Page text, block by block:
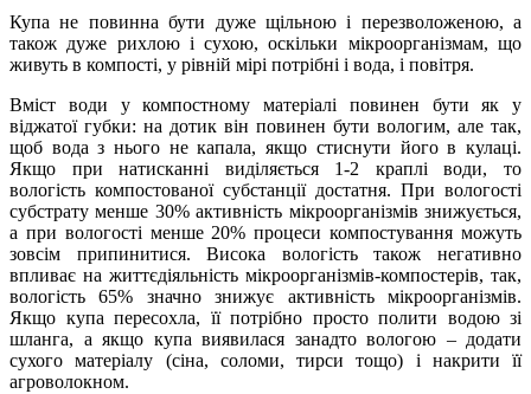
Купа не повинна бути дуже щільною і перезволоженою, а
також дуже рихлою і сухою, оскільки мікроорганізмам, що
живуть в компості, у рівній мірі потрібні і вода, і повітря.
Вміст води у компостному матеріалі повинен бути як у
віджатої губки: на дотик він повинен бути вологим, але так,
щоб вода з нього не капала, якщо стиснути його в кулаці.
Якщо при натисканні виділяється 1-2 краплі води, то
вологість компостованої субстанції достатня. При вологості
субстрату менше 30% активність мікроорганізмів знижується,
а при вологості менше 20% процеси компостування можуть
зовсім припинитися. Висока вологість також негативно
впливає на життєдіяльність мікроорганізмів-компостерів, так,
вологість 65% значно знижує активність мікроорганізмів.
Якщо купа пересохла, її потрібно просто полити водою зі
шланга, а якщо купа виявилася занадто вологою – додати
сухого матеріалу (сіна, соломи, тирси тощо) і накрити її
агроволокном.